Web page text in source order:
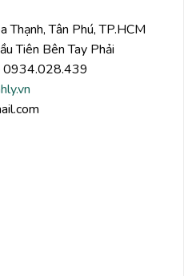
Tân Phú, TP.HCM
Tiên Bên Tay Phải
0934.028.439